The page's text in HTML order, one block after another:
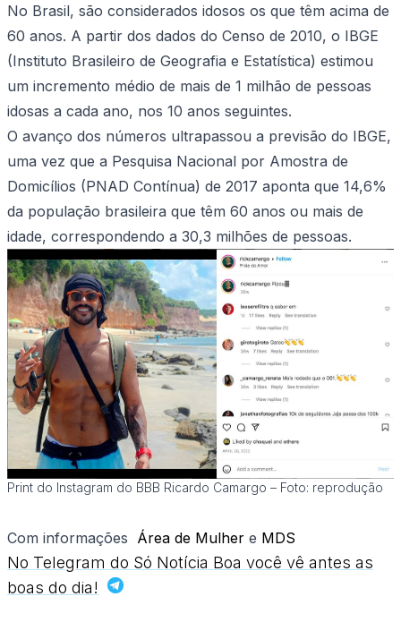
No Brasil, são considerados idosos os que têm acima de
60 anos. A partir dos dados do Censo de 2010, o IBGE
(Instituto Brasileiro de Geografia e Estatística) estimou
um incremento médio de mais de 1 milhão de pessoas
idosas a cada ano, nos 10 anos seguintes.
O avanço dos números ultrapassou a previsão do IBGE,
uma vez que a Pesquisa Nacional por Amostra de
Domicílios (PNAD Contínua) de 2017 aponta que 14,6%
da população brasileira que têm 60 anos ou mais de
idade, correspondendo a 30,3 milhões de pessoas.
Print do Instagram do BBB Ricardo Camargo – Foto: reprodução
Com informações Área de Mulher e MDS
No Telegram do Só Notícia Boa você vê antes as
boas do dia!